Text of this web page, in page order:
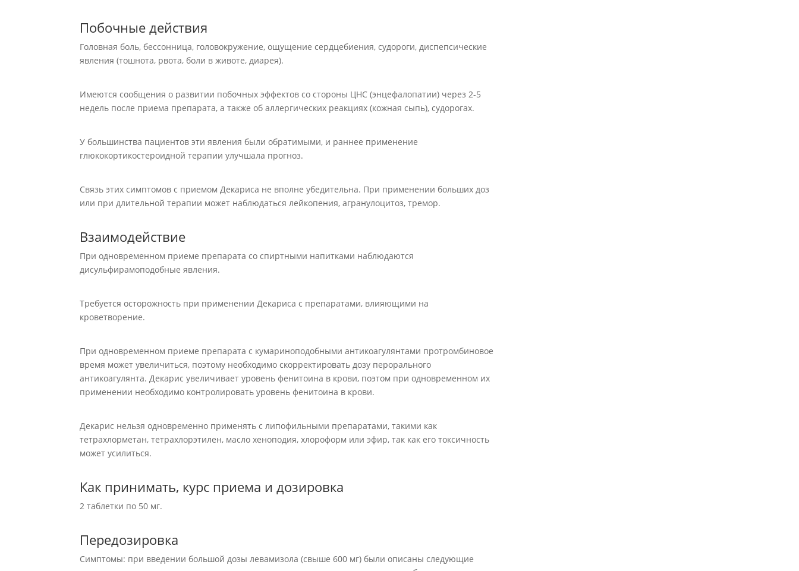
Побочные действия
Головная боль, бессонница, головокружение, ощущение сердцебиения, судороги, диспепсические
явления (тошнота, рвота, боли в животе, диарея).
Имеются сообщения о развитии побочных эффектов со стороны ЦНС (энцефалопатии) через 2-5
недель после приема препарата, а также об аллергических реакциях (кожная сыпь), судорогах.
У большинства пациентов эти явления были обратимыми, и раннее применение
глюкокортикостероидной терапии улучшала прогноз.
Связь этих симптомов с приемом Декариса не вполне убедительна. При применении больших доз
или при длительной терапии может наблюдаться лейкопения, агранулоцитоз, тремор.
Взаимодействие
При одновременном приеме препарата со спиртными напитками наблюдаются
дисульфирамоподобные явления.
Требуется осторожность при применении Декариса с препаратами, влияющими на
кроветворение.
При одновременном приеме препарата с кумариноподобными антикоагулянтами протромбиновое
время может увеличиться, поэтому необходимо скорректировать дозу перорального
антикоагулянта. Декарис увеличивает уровень фенитоина в крови, поэтом при одновременном их
применении необходимо контролировать уровень фенитоина в крови.
Декарис нельзя одновременно применять с липофильными препаратами, такими как
тетрахлорметан, тетрахлорэтилен, масло хеноподия, хлороформ или эфир, так как его токсичность
может усилиться.
Как принимать, курс приема и дозировка
2 таблетки по 50 мг.
Передозировка
Симптомы: при введении большой дозы левамизола (свыше 600 мг) были описаны следующие